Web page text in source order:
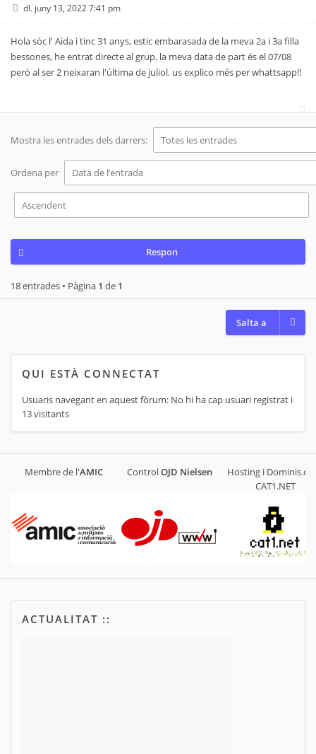
dl. juny 13, 2022 7:41 pm
Hola sóc l' Aida i tinc 31 anys, estic embarasada de la meva 2a i 3a filla
bessones, he entrat directe al grup. la meva data de part és el 07/08
però al ser 2 neixaran l'última de juliol. us explico més per whattsapp!!
Mostra les entrades dels darrers:
Ordena per
Respon
18 entrades • Pàgina 1 de 1
Salta a
QUI ESTÀ CONNECTAT
Usuaris navegant en aquest fòrum: No hi ha cap usuari registrat i
13 visitants
Membre de l'AMIC ControlOJD Nielsen
Hosting i
CAT1.NET
ACTUALITAT ::